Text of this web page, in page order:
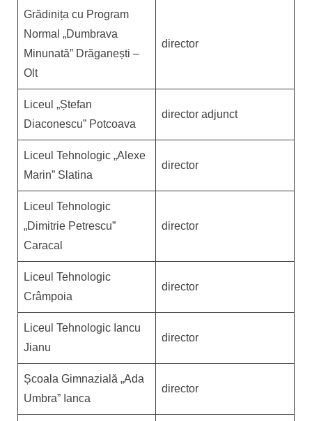
Grădinița cu Program
Normal „Dumbrava
Minunată” Drăganești –
Olt
director
Liceul „Ștefan
Diaconescu” Potcoava
director adjunct
Liceul Tehnologic „Alexe
Marin” Slatina
director
Liceul Tehnologic
„Dimitrie Petrescu”
Caracal
director
Liceul Tehnologic
Crâmpoia
director
Liceul Tehnologic Iancu
Jianu
director
Școala Gimnazială „Ada
Umbra” Ianca
director